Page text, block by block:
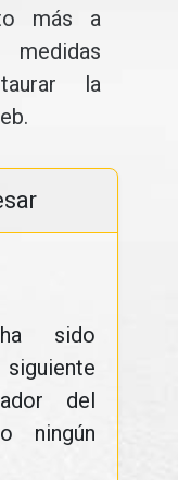
más a
la
sido
del
ningún